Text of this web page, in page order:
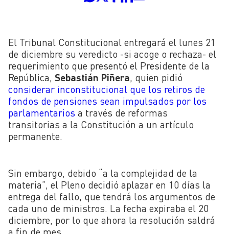
El Tribunal Constitucional entregará el lunes 21
de diciembre su veredicto -si acoge o rechaza- el
requerimiento que presentó el Presidente de la
República, Sebastián Piñera , quien pidió
considerar inconstitucional que los retiros de
fondos de pensiones sean impulsados por los
parlamentarios a través de reformas
transitorias a la Constitución a un artículo
permanente.
Sin embargo, debido “a la complejidad de la
materia”, el Pleno decidió aplazar en 10 días la
entrega del fallo, que tendrá los argumentos de
cada uno de ministros. La fecha expiraba el 20
diciembre, por lo que ahora la resolución saldrá
a fin de mes.